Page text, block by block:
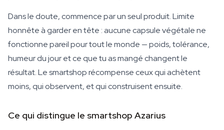
Dans le doute, commence par un seul produit. Limite
honnête à garder en tête : aucune capsule végétale ne
fonctionne pareil pour tout le monde — poids, tolérance,
humeur du jour et ce que tu as mangé changent le
résultat. Le smartshop récompense ceux qui achètent
moins, qui observent, et qui construisent ensuite.
Ce qui distingue le smartshop Azarius